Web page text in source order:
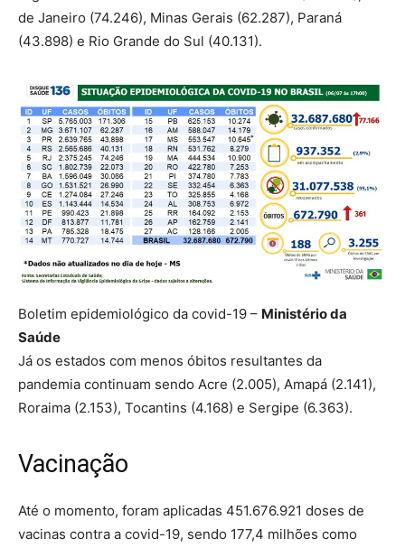
de Janeiro (74.246), Minas Gerais (62.287), Paraná
(43.898) e Rio Grande do Sul (40.131).
Boletim epidemiológico da covid-19 – Ministério da
Saúde
Já os estados com menos óbitos resultantes da
pandemia continuam sendo Acre (2.005), Amapá (2.141),
Roraima (2.153), Tocantins (4.168) e Sergipe (6.363).
Vacinação
Até o momento, foram aplicadas 451.676.921 doses de
vacinas contra a covid-19, sendo 177,4 milhões como